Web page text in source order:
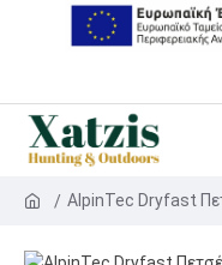
AlpinTec Dryfast